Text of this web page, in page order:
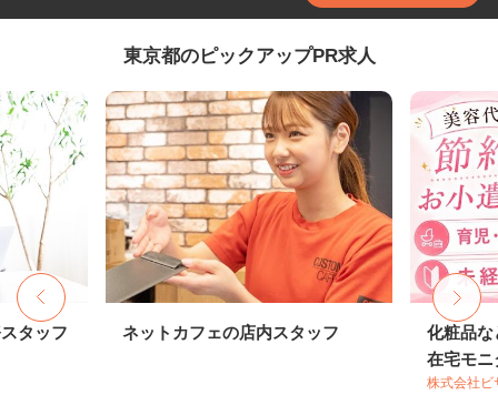
東京都のピックアップPR求人
タッフ ネットカフェの店内スタッフ
化粧品な
在宅モニ
株式会社ビ